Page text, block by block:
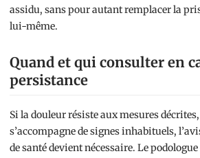
assidu, sans pour autant remplacer la
lui-même.
Quand et qui consulter en
persistance
Si la douleur résiste aux mesures
s’accompagne de signes inhabituels,
de santé devient nécessaire. Le